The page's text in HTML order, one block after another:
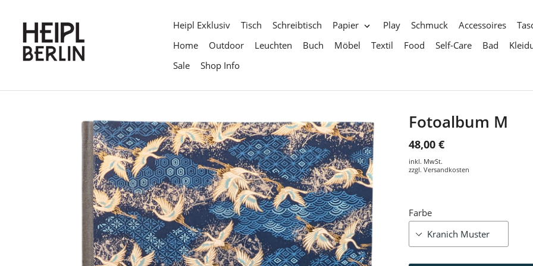
Heipl Exklusiv Tisch Schreibtisch Papier Play Schmuck Accessoires
Home
Outdoor Leuchten Buch Möbel Textil Food Self-Care Bad
Sale
Shop Info
Fotoalbum M
48,00 €
inkl. MwSt.
zzgl. Versandkosten
Farbe